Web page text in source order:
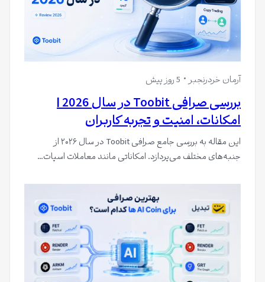
آرمان خردرنجبر 5 روز پیش
بررسی صرافی Toobit در سال 2026 |
امکانات، امنیت و تجربه کاربران
این مقاله به بررسی جامع صرافی Toobit در سال ۲۰۲۶ از
جنبه‌های مختلف می‌پردازد. امکاناتی مانند معاملات اسپات…